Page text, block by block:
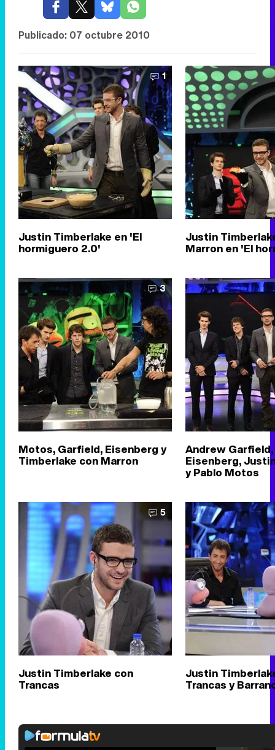
Publicado: 07 octubre 2010
1
Justin Timberlake en 'El
hormiguero 2.0'
Justin
Marron en 'El
3
Motos, Garfield, Eisenberg y
Timberlake con Marron
Andrew
Eisenberg,
y Pablo Motos
5
Justin Timberlake con
Trancas
Justin
Trancas y